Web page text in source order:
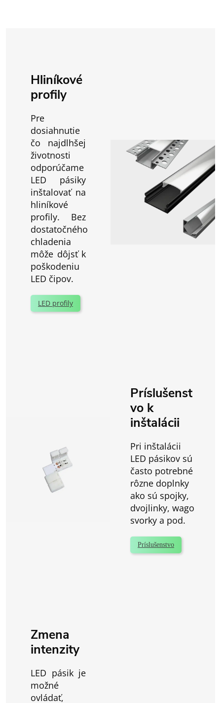
Hliníkové
profily
Pre
dosiahnutie
čo najdlhšej
životnosti
odporúčame
LED pásiky
inštalovať na
hliníkové
profily. Bez
dostatočného
chladenia
môže dôjsť k
poškodeniu
LED čipov.
LED profily
Príslušenst
vo k
inštalácii
Pri inštalácii
LED pásikov sú
často potrebné
rôzne doplnky
ako sú spojky,
dvojlinky, wago
svorky a pod.
Príslušenstvo
Zmena
intenzity
LED pásik je
možné
ovládať,